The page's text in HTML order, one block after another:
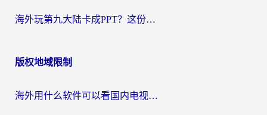
海外玩第九大陆卡成PPT？这份网络加速指南帮你丝滑上分
版权地域限制
海外用什么软件可以看国内电视？留学生亲测有效的追剧自由指南